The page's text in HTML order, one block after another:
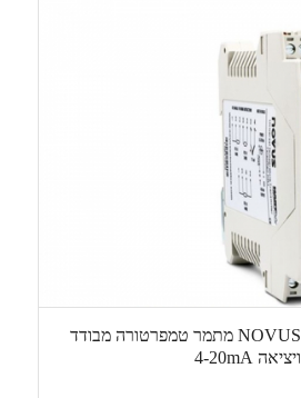
NOVUS TXISORAIL-HRT מתמר טמפרטורה מבודד